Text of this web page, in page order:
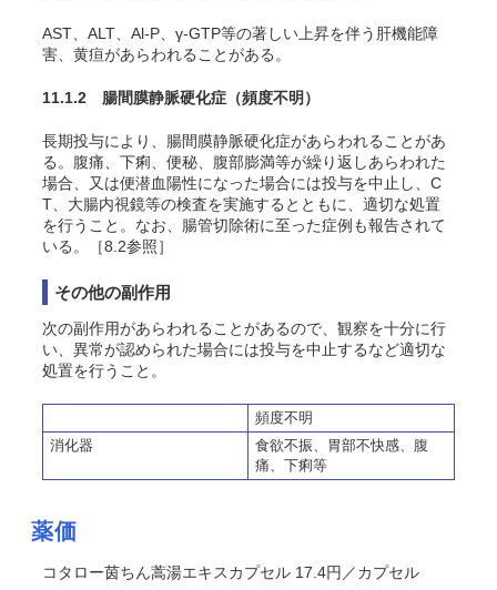
AST、ALT、Al-P、γ-GTP等の著しい上昇を伴う肝機能障
害、黄疸があらわれることがある。
11.1.2 腸間膜静脈硬化症 （頻度不明）
長期投与により、腸間膜静脈硬化症があらわれることがあ
る。腹痛、下痢、便秘、腹部膨満等が繰り返しあらわれた
場合、又は便潜血陽性になった場合には投与を中止し、C
T、大腸内視鏡等の検査を実施するとともに、適切な処置
を行うこと。なお、腸管切除術に至った症例も報告されて
いる。［8.2参照］
その他の副作用
次の副作用があらわれることがあるので、観察を十分に行
い、異常が認められた場合には投与を中止するなど適切な
処置を行うこと。
頻度不明
消化器
食欲不振、胃部不快感、腹
痛、下痢等
薬価
コタロー茵ちん蒿湯エキスカプセル 17.4円／カプセル